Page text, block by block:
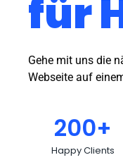
für
Gehe mit uns die
Webseite auf
Happy Clients
200+